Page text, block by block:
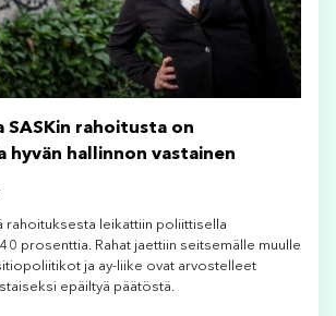
SASKin rahoitusta on
hyvän hallinnon vastainen
rahoituksesta leikattiin poliittisella
prosenttia. Rahat jaettiin seitsemälle muulle
ja ay-liike ovat arvostelleet
epäiltyä päätöstä.